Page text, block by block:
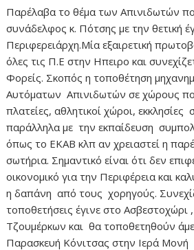
Παρέλαβα το θέμα των Απινιδωτών
συνάδελφος κ. Πότσης με την θετική
Περιφερειάρχη.Μία εξαιρετική
όλες τις Π.Ε στην Ηπειρο και
Φορείς. Σκοπός η τοποθέτηση
Αυτόματων Απινιδωτών σε χώρους
πλατείες, αθλητικοί χώροι, εκκλησίες
παράλληλα με την εκπαίδευση
όπως το ΕΚΑΒ κλπ αν χρειαστεί η
σωτήρια. Σημαντικό είναι ότι δεν
οικονομικό για την Περιφέρεια και
η δαπάνη από τους χορηγούς.
τοποθετήσεις έγινε στο Ασβεστοχώρι
Τζουμέρκων και θα τοποθετηθούν
Παρασκευή Κόνιτσας στην Ιερά